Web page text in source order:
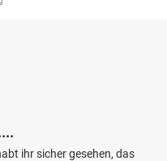
ihr sicher gesehen, das